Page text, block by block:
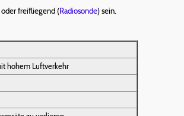
freifliegend (Radiosonde) sein.
hohem Luftverkehr